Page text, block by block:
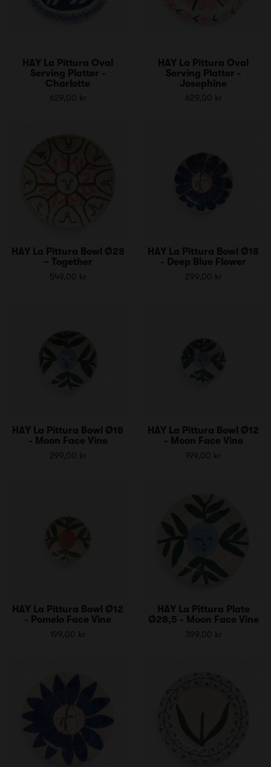
HAY La Pittura Oval
Serving Platter -
Charlotte
629,00 kr
HAY La Pittura Oval
Serving Platter -
Josephine
629,00 kr
HAY La Pittura Bowl Ø28
– Together
549,00 kr
HAY La Pittura Bowl Ø18
- Deep Blue Flower
299,00 kr
HAY La Pittura Bowl Ø18
- Moon Face Vine
299,00 kr
HAY La Pittura Bowl Ø12
- Moon Face Vine
199,00 kr
HAY La Pittura Bowl Ø12
- Pomelo Face Vine
199,00 kr
HAY La Pittura Plate
Ø28,5 - Moon Face Vine
399,00 kr